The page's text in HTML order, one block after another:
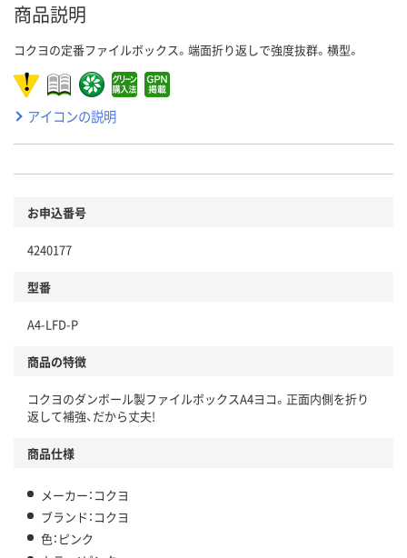
商品説明
コクヨの定番ファイルボックス。端面折り返しで強度抜群。横型。
アイコンの説明
お申込番号
4240177
型番
A4-LFD-P
商品の特徴
コクヨのダンボール製ファイルボックスA4ヨコ。正面内側を折り
返して補強、だから丈夫!
商品仕様
メーカー：コクヨ
ブランド：コクヨ
色：ピンク